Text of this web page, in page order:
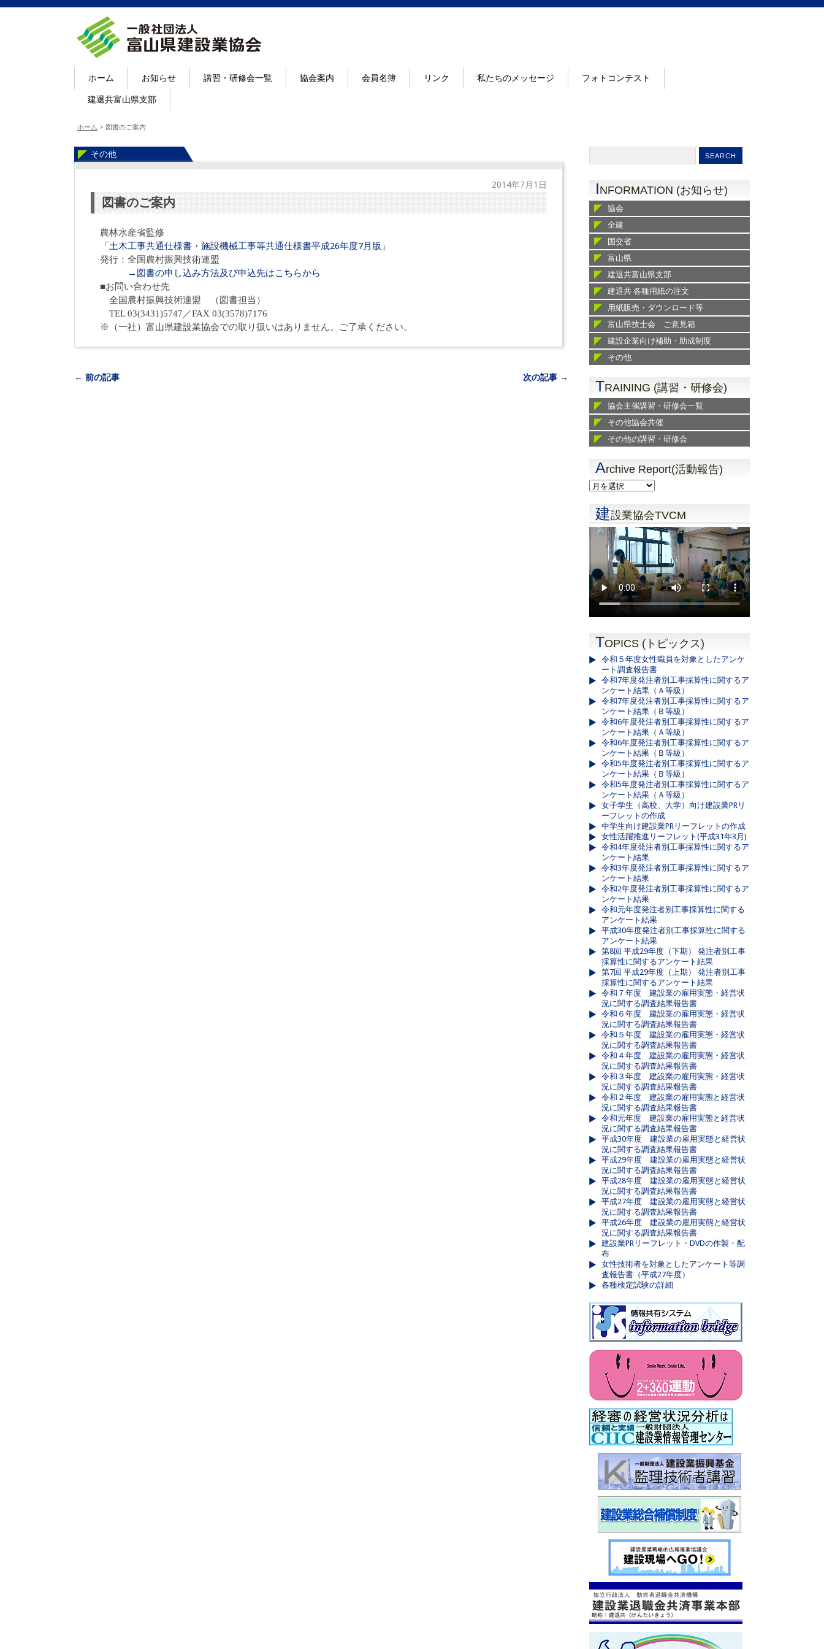
ホーム お知らせ 講習・研修会一覧 協会案内 会員名簿 リンク 私たちのメッセージ フォトコンテスト
建退共富山県支部
ホーム > 図書のご案内
その他
2014年7月1日
図書のご案内
農林水産省監修
「土木工事共通仕様書・施設機械工事等共通仕様書平成26年度7月版」
発行：全国農村振興技術連盟
→図書の申し込み方法及び申込先はこちらから
■お問い合わせ先
全国農村振興技術連盟 （図書担当）
TEL 03(3431)5747／FAX 03(3578)7176
※（一社）富山県建設業協会での取り扱いはありません。ご了承ください。
← 前の記事 次の記事 →
INFORMATION (お知らせ)
協会
全建
国交省
富山県
建退共富山県支部
建退共 各種用紙の注文
用紙販売・ダウンロード等
富山県技士会 ご意見箱
建設企業向け補助・助成制度
その他
TRAINING (講習・研修会)
協会主催講習・研修会一覧
その他協会共催
その他の講習・研修会
Archive Report(活動報告)
建設業協会TVCM
TOPICS (トピックス)
令和５年度女性職員を対象としたアンケ
ート調査報告書
令和7年度発注者別工事採算性に関するア
ンケート結果（Ａ等級）
令和7年度発注者別工事採算性に関するア
ンケート結果（Ｂ等級）
令和6年度発注者別工事採算性に関するア
ンケート結果（Ａ等級）
令和6年度発注者別工事採算性に関するア
ンケート結果（Ｂ等級）
令和5年度発注者別工事採算性に関するア
ンケート結果（Ｂ等級）
令和5年度発注者別工事採算性に関するア
ンケート結果（Ａ等級）
女子学生（高校、大学）向け建設業PRリ
ーフレットの作成
中学生向け建設業PRリーフレットの作成
女性活躍推進リーフレット(平成31年3月)
令和4年度発注者別工事採算性に関するア
ンケート結果
令和3年度発注者別工事採算性に関するア
ンケート結果
令和2年度発注者別工事採算性に関するア
ンケート結果
令和元年度発注者別工事採算性に関する
アンケート結果
平成30年度発注者別工事採算性に関する
アンケート結果
第8回 平成29年度（下期） 発注者別工事
採算性に関するアンケート結果
第7回 平成29年度（上期） 発注者別工事
採算性に関するアンケート結果
令和７年度 建設業の雇用実態・経営状
況に関する調査結果報告書
令和６年度 建設業の雇用実態・経営状
況に関する調査結果報告書
令和５年度 建設業の雇用実態・経営状
況に関する調査結果報告書
令和４年度 建設業の雇用実態・経営状
況に関する調査結果報告書
令和３年度 建設業の雇用実態・経営状
況に関する調査結果報告書
令和２年度 建設業の雇用実態と経営状
況に関する調査結果報告書
令和元年度 建設業の雇用実態と経営状
況に関する調査結果報告書
平成30年度 建設業の雇用実態と経営状
況に関する調査結果報告書
平成29年度 建設業の雇用実態と経営状
況に関する調査結果報告書
平成28年度 建設業の雇用実態と経営状
況に関する調査結果報告書
平成27年度 建設業の雇用実態と経営状
況に関する調査結果報告書
平成26年度 建設業の雇用実態と経営状
況に関する調査結果報告書
建設業PRリーフレット・DVDの作製・配
布
女性技術者を対象としたアンケート等調
査報告書（平成27年度）
各種検定試験の詳細